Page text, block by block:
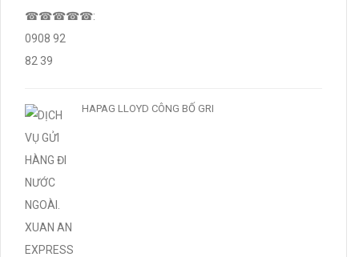
HAPAG LLOYD CÔNG BỐ GRI